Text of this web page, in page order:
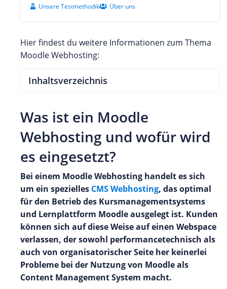
Unsere Testmethodik Über uns
Hier findest du weitere Informationen zum Thema
Moodle Webhosting:
Inhaltsverzeichnis
Was ist ein Moodle
Webhosting und wofür wird
es eingesetzt?
Bei einem Moodle Webhosting handelt es sich
um ein spezielles CMS Webhosting, das optimal
für den Betrieb des Kursmanagementsystems
und Lernplattform Moodle ausgelegt ist. Kunden
können sich auf diese Weise auf einen Webspace
verlassen, der sowohl performancetechnisch als
auch von organisatorischer Seite her keinerlei
Probleme bei der Nutzung von Moodle als
Content Management System macht.